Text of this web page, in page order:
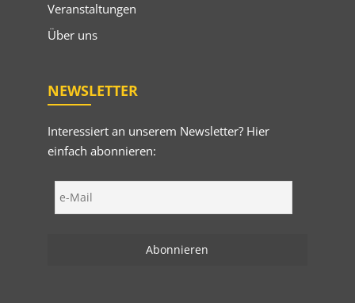
Veranstaltungen
Über uns
NEWSLETTER
Interessiert an unserem Newsletter? Hier
einfach abonnieren: